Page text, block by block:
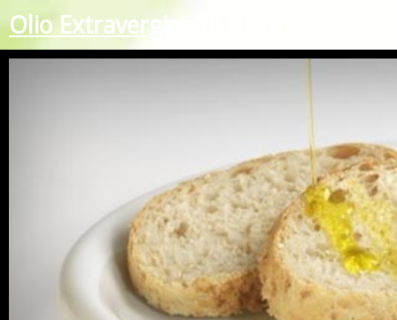
Olio Extravergine di Oliva